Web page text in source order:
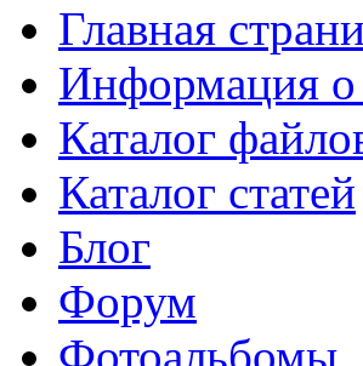
Главная
Информация о
Каталог
Каталог статей
Блог
Форум
Фотоальбомы